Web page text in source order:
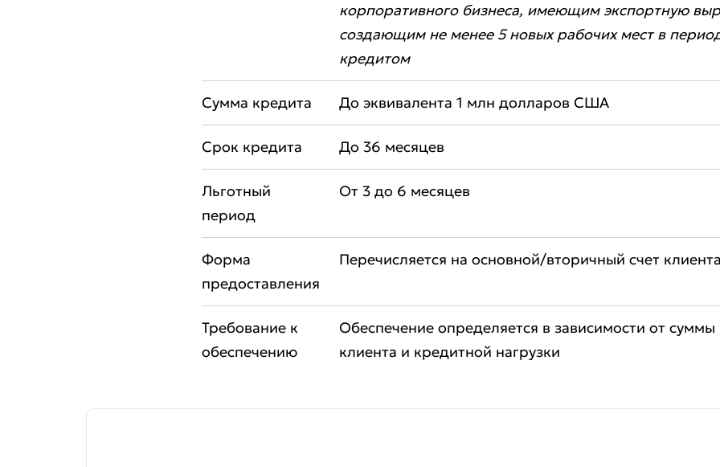
Оцените качество обслуживания
Оставить обращение
корпоративного бизнеса, имеющим экспортную
создающим не менее 5 новых рабочих мест в
кредитом
Сумма кредита До эквивалента 1 млн долларов США
Срок кредита До 36 месяцев
Льготный
период
От 3 до 6 месяцев
Форма
предоставления
Перечисляется на основной/вторичный счет
Требование к
обеспечению
Обеспечение определяется в зависимости от суммы
клиента и кредитной нагрузки